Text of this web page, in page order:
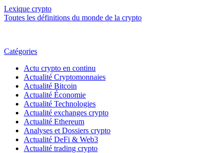
Lexique crypto
Toutes les définitions du monde de la crypto
Catégories
Actu crypto en continu
Actualité Cryptomonnaies
Actualité Bitcoin
Actualité Économie
Actualité Technologies
Actualité exchanges crypto
Actualité Ethereum
Analyses et Dossiers crypto
Actualité DeFi & Web3
Actualité trading crypto